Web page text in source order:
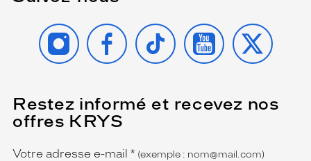
INSTAGRAMFACEBOOK
TIKTOK YOUTUBE
X
Restez informé et recevez nos
offres KRYS
Name
Votre adresse e-mail *
(Ce
champ
est
obligatoire)
(exemple : nom@mail.com)